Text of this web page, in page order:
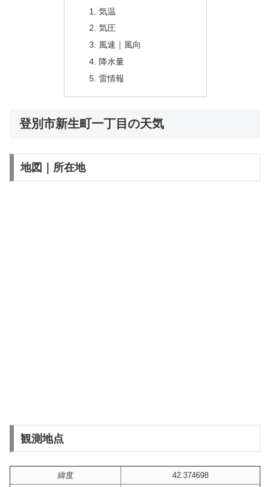
気温
気圧
風速｜風向
降水量
雷情報
登別市新生町一丁目の天気
地図｜所在地
観測地点
緯度 42.374698